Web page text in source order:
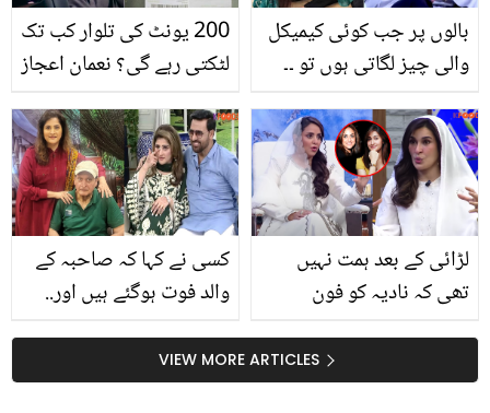
200 یونٹ کی تلوار کب تک
لٹکتی رہے گی؟ نعمان اعجاز
کے بل پر پھٹ پڑے! غصے
میں کیا کچھ کہہ دیا؟
بالوں پر جب کوئی کیمیکل
والی چیز لگاتی ہوں تو ۔۔
گھنے اور سیاہ بالوں کا راز
بتا دیا
کسی نے کہا کہ صاحبہ کے
والد فوت ہوگئے ہیں اور..
ملاقات کیسے کروائی؟
لڑائی کے بعد ہمت نہیں
تھی کہ نادیہ کو فون
نادیہ خان کے درمیان لڑائی
کی اصل وجہ کیا تھی؟
VIEW MORE ARTICLES